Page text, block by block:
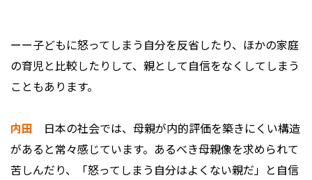
ーー子どもに怒ってしまう自分を反省したり、ほかの家庭
の育児と比較したりして、親として自信をなくしてしまう
こともあります。
内田 日本の社会では、母親が内的評価を築きにくい構造
があると常々感じています。あるべき母親像を求められて
苦しんだり、「怒ってしまう自分はよくない親だ」と自信